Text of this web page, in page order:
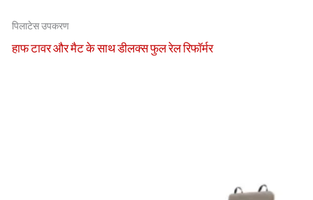
पिलाटेस उपकरण
हाफ टावर और मैट के साथ डीलक्स फुल रेल रिफॉर्मर